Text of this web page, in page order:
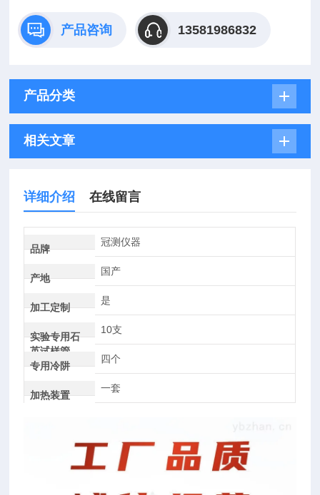
产品咨询 13581986832
产品分类
相关文章
详细介绍 在线留言
品牌
冠测仪器
产地
国产
加工定制
是
实验专用石
英试样管
10支
专用冷阱
四个
加热装置
一套